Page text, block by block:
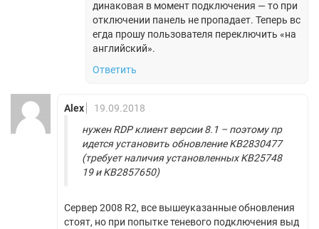
динаковая в момент подключения — то при
отключении панель не пропадает. Теперь вс
егда прошу пользователя переключить «на
английский».
Ответить
Alex
19.09.2018
нужен RDP клиент версии 8.1 – поэтому пр
идется установить обновление KB2830477
(требует наличия установленных KB25748
19 и KB2857650)
Сервер 2008 R2, все вышеуказанные обновления
стоят, но при попытке теневого подключения выд